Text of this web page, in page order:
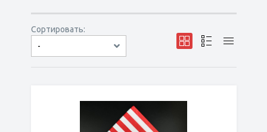
Сортировать:
-
по популярности
сначала дешёвые
сначала дорогие